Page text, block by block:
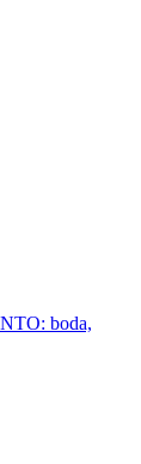
boda,